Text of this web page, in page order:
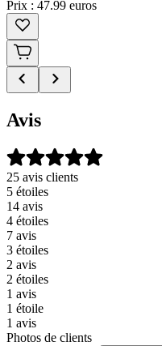
Prix : 47.99 euros
Avis
25 avis clients
5 étoiles
14 avis
4 étoiles
7 avis
3 étoiles
2 avis
2 étoiles
1 avis
1 étoile
1 avis
Photos de clients